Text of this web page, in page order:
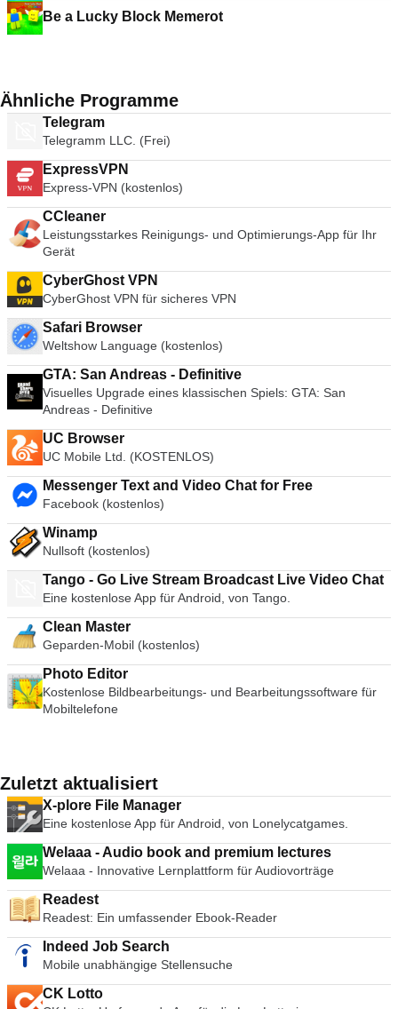
Be a Lucky Block Memerot
Ähnliche Programme
Telegram
Telegramm LLC. (Frei)
ExpressVPN
Express-VPN (kostenlos)
CCleaner
Leistungsstarkes Reinigungs- und Optimierungs-App für Ihr
Gerät
CyberGhost VPN
CyberGhost VPN für sicheres VPN
Safari Browser
Weltshow Language (kostenlos)
GTA: San Andreas - Definitive
Visuelles Upgrade eines klassischen Spiels: GTA: San
Andreas - Definitive
UC Browser
UC Mobile Ltd. (KOSTENLOS)
Messenger Text and Video Chat for Free
Facebook (kostenlos)
Winamp
Nullsoft (kostenlos)
Tango - Go Live Stream Broadcast Live Video Chat
Eine kostenlose App für Android, von Tango.
Clean Master
Geparden-Mobil (kostenlos)
Photo Editor
Kostenlose Bildbearbeitungs- und Bearbeitungssoftware für
Mobiltelefone
Zuletzt aktualisiert
X-plore File Manager
Eine kostenlose App für Android, von Lonelycatgames.
Welaaa - Audio book and premium lectures
Welaaa - Innovative Lernplattform für Audiovorträge
Readest
Readest: Ein umfassender Ebook-Reader
Indeed Job Search
Mobile unabhängige Stellensuche
CK Lotto